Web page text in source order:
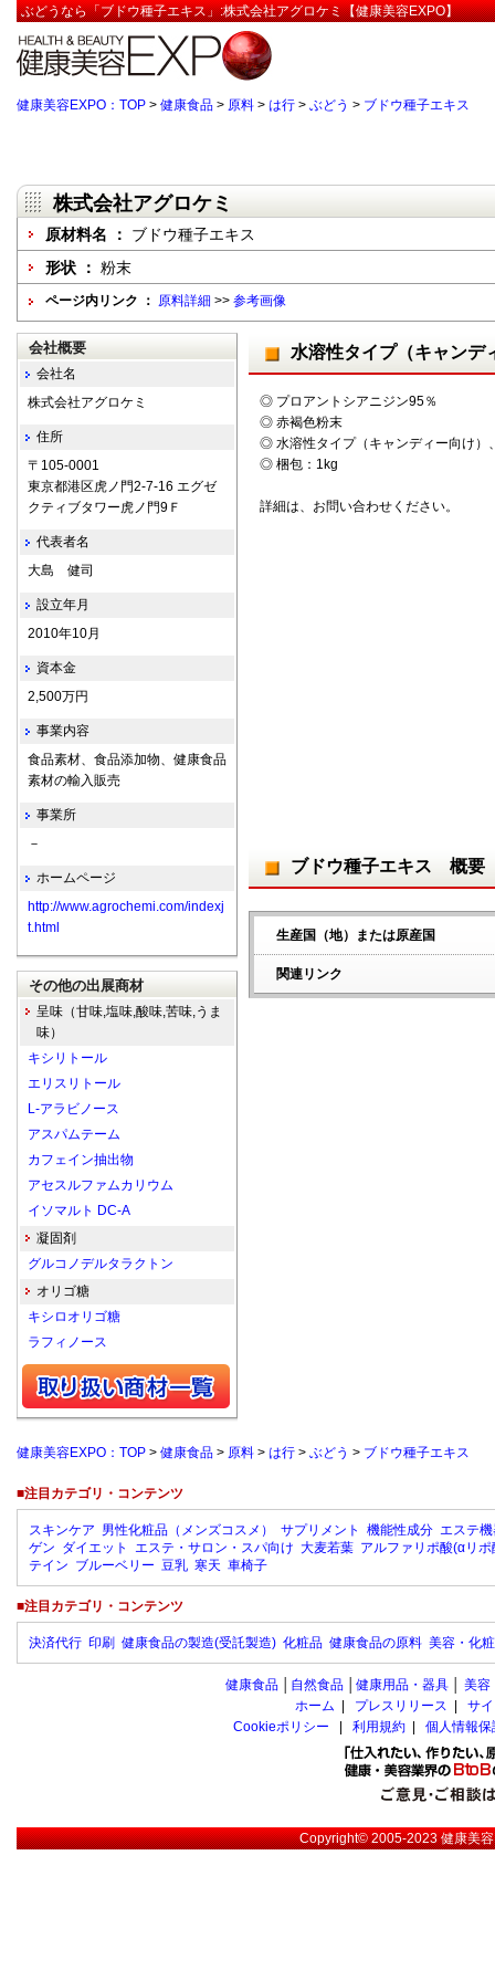
ぶどうなら「ブドウ種子エキス」:株式会社アグロケミ【健康美容EXPO】
健康美容EXPO：TOP > 健康食品 > 原料 > は行 > ぶどう > ブドウ種子エキス
株式会社アグロケミ
原材料名 ： ブドウ種子エキス
形状 ： 粉末
ページ内リンク ： 原料詳細 >> 参考画像
水溶性タイプ（キャンデ
◎ プロアントシアニジン95％
◎ 赤褐色粉末
◎ 水溶性タイプ（キャンディー向け）
◎ 梱包：1kg
詳細は、お問い合わせください。
ブドウ種子エキス 概要
生産国（地）または原産国
関連リンク
会社概要
会社名
株式会社アグロケミ
住所
〒105-0001
東京都港区虎ノ門2-7-16 エグゼ
クティブタワー虎ノ門9Ｆ
代表者名
大島 健司
設立年月
2010年10月
資本金
2,500万円
事業内容
食品素材、食品添加物、健康食品
素材の輸入販売
事業所
－
ホームページ
http://www.agrochemi.com/indexj
t.html
その他の出展商材
呈味（甘味,塩味,酸味,苦味,うま
味）
キシリトール
エリスリトール
L-アラビノース
アスパムテーム
カフェイン抽出物
アセスルファムカリウム
イソマルト DC-A
凝固剤
グルコノデルタラクトン
オリゴ糖
キシロオリゴ糖
ラフィノース
健康美容EXPO：TOP > 健康食品 > 原料 > は行 > ぶどう > ブドウ種子エキス
■注目カテゴリ・コンテンツ
スキンケア 男性化粧品（メンズコスメ） サプリメント 機能性成分 エステ
ゲン ダイエット エステ・サロン・スパ向け 大麦若葉 アルファリポ酸(αリポ
テイン ブルーベリー 豆乳 寒天 車椅子
■注目カテゴリ・コンテンツ
決済代行 印刷 健康食品の製造(受託製造) 化粧品 健康食品の原料 美容・化
健康食品 自然食品 健康用品・器具 美容
ホーム
プレスリリース
サ
Cookieポリシー
利用規約 個人情報
Copyright© 2005-2023健康美